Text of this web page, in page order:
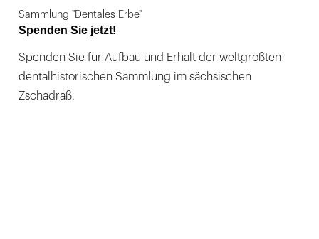
Sammlung "Dentales Erbe"
Spenden Sie jetzt!
Spenden Sie für Aufbau und Erhalt der weltgrößten
dentalhistorischen Sammlung im sächsischen
Zschadraß.